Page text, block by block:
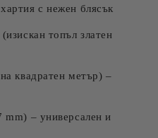
с нежен блясък
топъл златен
квадратен метър) –
– универсален и